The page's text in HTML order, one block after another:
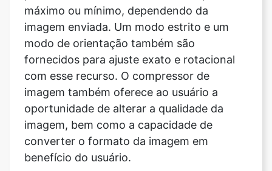
fornecidos para ajuste exato e rotacional
com esse recurso. O compressor de
imagem também oferece ao usuário a
oportunidade de alterar a qualidade da
imagem, bem como a capacidade de
converter o formato da imagem em
benefício do usuário.
Meu arquivo será salvo depois que